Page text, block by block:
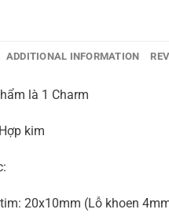
ADDITIONAL INFORMATION
là 1 Charm
kim
20x10mm (Lỗ khoen